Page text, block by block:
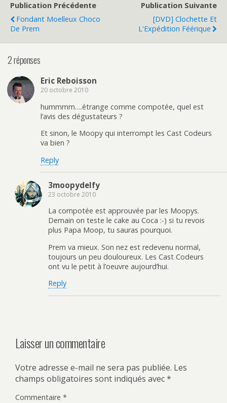
Publication Précédente
Fondant Moelleux Choco
De Prem
Publication Suivante
[DVD] Clochette Et
L'Expédition Féérique
2 réponses
Eric Reboisson
20 octobre 2010
hummmm….étrange comme compotée, quel est
l’avis des dégustateurs ?
Et sinon, le Moopy qui interrompt les Cast Codeurs
va bien ?
Reply
3moopydelfy
23 octobre 2010
La compotée est approuvée par les Moopys.
Demain on teste le cake au Coca :-) si tu revois
plus Papa Moop, tu sauras pourquoi.
Prem va mieux. Son nez est redevenu normal,
toujours un peu douloureux. Les Cast Codeurs
ont vu le petit à l’oeuvre aujourd’hui.
Reply
Laisser un commentaire
Votre adresse e-mail ne sera pas publiée. Les
champs obligatoires sont indiqués avec*
Commentaire *